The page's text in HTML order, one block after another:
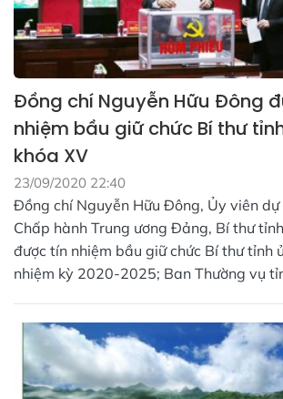
Đồng chí Nguyễn Hữu Đông
nhiệm bầu giữ chức Bí thư
khóa XV
23/09/2020 22:40
Đồng chí Nguyễn Hữu Đông, Ủy viên
Chấp hành Trung ương Đảng, Bí thư
được tín nhiệm bầu giữ chức Bí thư tỉnh
nhiệm kỳ 2020-2025; Ban Thường vụ